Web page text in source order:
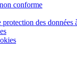
conforme
des données